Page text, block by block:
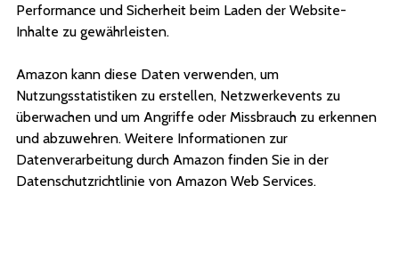
Performance und Sicherheit beim Laden der Website-
Inhalte zu gewährleisten.
Amazon kann diese Daten verwenden, um
Nutzungsstatistiken zu erstellen, Netzwerkevents zu
überwachen und um Angriffe oder Missbrauch zu erkennen
und abzuwehren. Weitere Informationen zur
Datenverarbeitung durch Amazon finden Sie in der
Datenschutzrichtlinie von Amazon Web Services.